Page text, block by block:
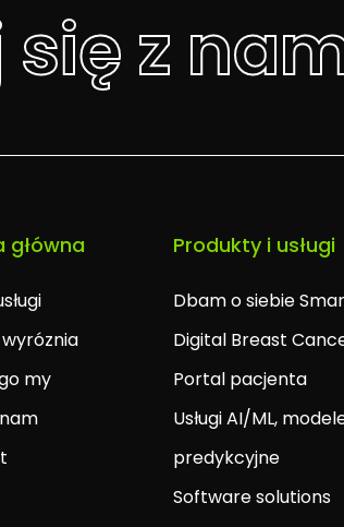
z
główna
my
Produkty i usługi
Dbam o siebie
Digital Breast
Portal pacjenta
Usługi AI/ML,
predykcyjne
Software solutions